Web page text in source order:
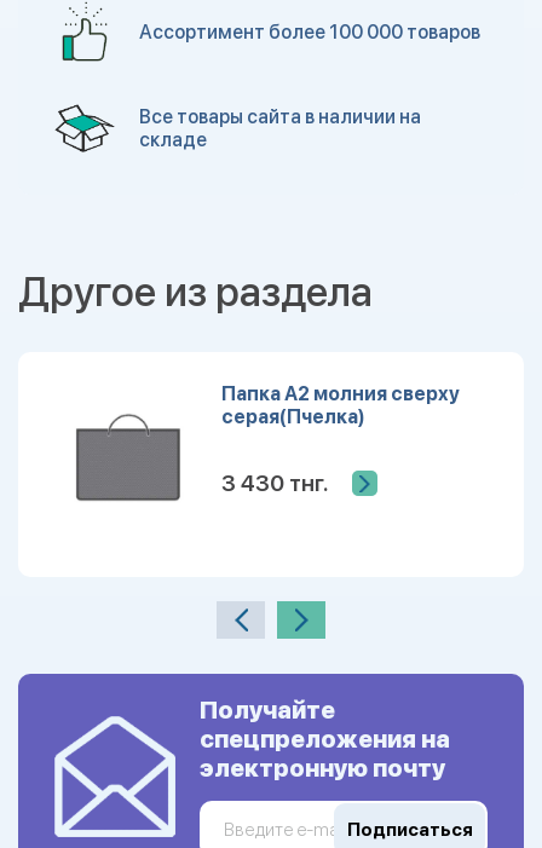
Ассортимент более 100 000 товаров
Все товары сайта в наличии на
складе
Другое из раздела
Папка А2 молния сверху
серая(Пчелка)
3 430 тнг.
Получайте
спецпреложения на
электронную почту
Подписаться